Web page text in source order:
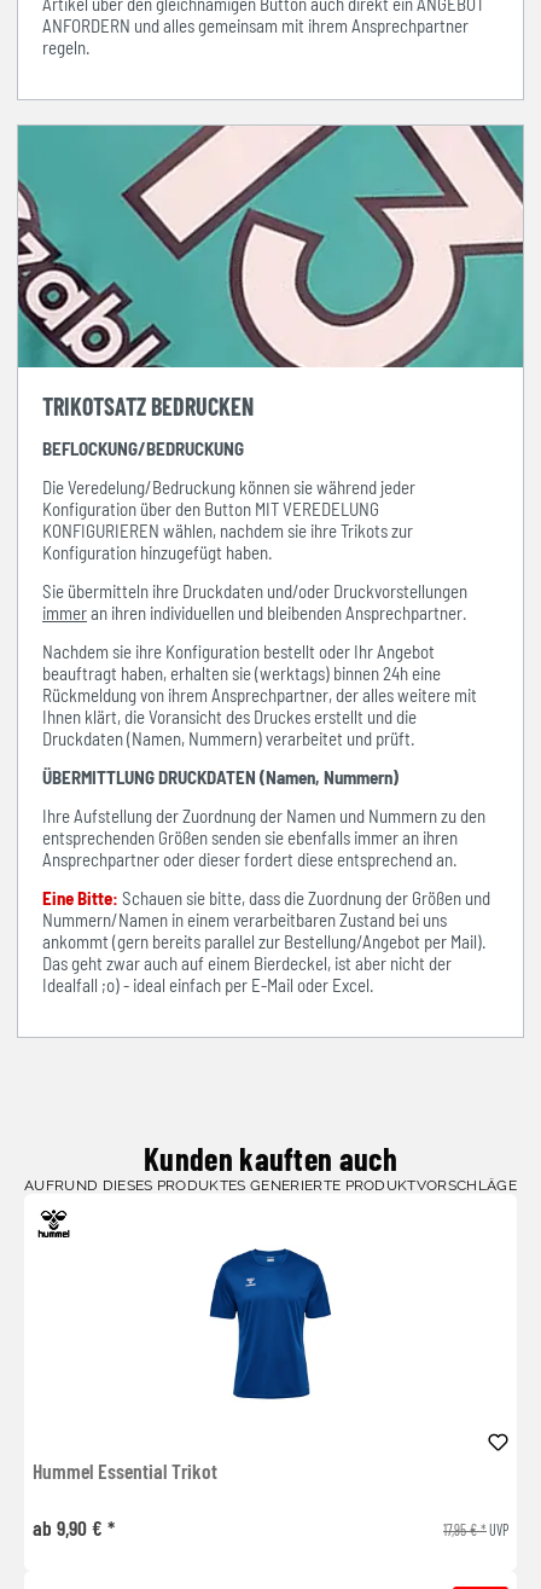
ANFORDERN und alles gemeinsam mit ihrem Ansprechpartner
regeln.
TRIKOTSATZ BEDRUCKEN
BEFLOCKUNG/BEDRUCKUNG
Die Veredelung/Bedruckung können sie während jeder
Konfiguration über den Button MIT VEREDELUNG
KONFIGURIEREN wählen, nachdem sie ihre Trikots zur
Konfiguration hinzugefügt haben.
Sie übermitteln ihre Druckdaten und/oder Druckvorstellungen
immeran ihren individuellen und bleibenden Ansprechpartner.
Nachdem sie ihre Konfiguration bestellt oder Ihr Angebot
beauftragt haben, erhalten sie (werktags) binnen 24h eine
Rückmeldung von ihrem Ansprechpartner, der alles weitere mit
Ihnen klärt, die Voransicht des Druckes erstellt und die
Druckdaten (Namen, Nummern) verarbeitet und prüft.
ÜBERMITTLUNG DRUCKDATEN (Namen, Nummern)
Ihre Aufstellung der Zuordnung der Namen und Nummern zu den
entsprechenden Größen senden sie ebenfalls immer an ihren
Ansprechpartner oder dieser fordert diese entsprechend an.
Eine Bitte: Schauen sie bitte, dass die Zuordnung der Größen und
Nummern/Namen in einem verarbeitbaren Zustand bei uns
ankommt (gern bereits parallel zur Bestellung/Angebot per Mail).
Das geht zwar auch auf einem Bierdeckel, ist aber nicht der
Idealfall ;o) - ideal einfach per E-Mail oder Excel.
Kunden kauften auch
AUFRUND DIESES PRODUKTES GENERIERTE PRODUKTVORSCHLÄGE
Hummel Essential Trikot
ab 9,90 € * 17,95 € *UVP